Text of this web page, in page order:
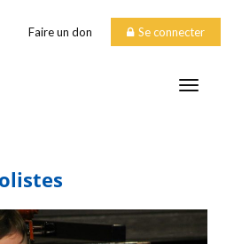
Faire un don Se connecter